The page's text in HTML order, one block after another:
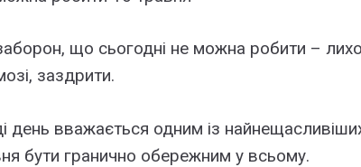
що сьогодні не можна робити –
заздрити.
день вважається одним із
бути гранично обережним у всьому.